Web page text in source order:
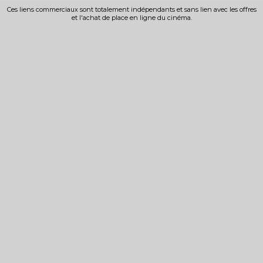
Ces liens commerciaux sont totalement indépendants et sans lien avec les offres
et l'achat de place en ligne du cinéma.